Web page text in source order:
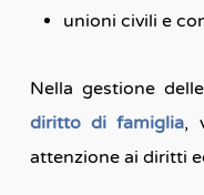
unioni civili e
Nella gestione
diritto di famiglia,
attenzione ai diritti